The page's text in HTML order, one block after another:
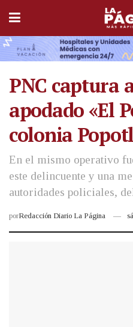
PNC captura
apodado «El
colonia
En el mismo operativo
este delincuente y una
autoridades policiales,
porRedacción Diario La Página